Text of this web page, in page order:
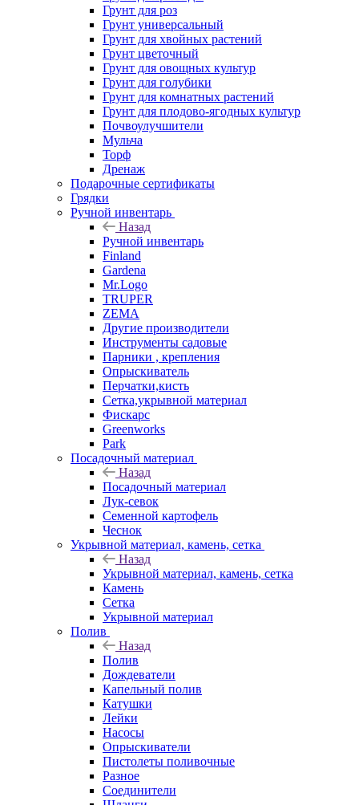
Грунт для роз
Грунт универсальный
Грунт для хвойных растений
Грунт цветочный
Грунт для овощных культур
Грунт для голубики
Грунт для комнатных растений
Грунт для плодово-ягодных культур
Почвоулучшители
Мульча
Торф
Дренаж
Подарочные сертификаты
Грядки
Ручной инвентарь
Назад
Ручной инвентарь
Finland
Gardena
Mr.Logo
TRUPER
ZEMA
Другие производители
Инструменты садовые
Парники , крепления
Опрыскиватель
Перчатки,кисть
Сетка,укрывной материал
Фискарс
Greenworks
Park
Посадочный материал
Назад
Посадочный материал
Лук-севок
Семенной картофель
Чеснок
Укрывной материал, камень, сетка
Назад
Укрывной материал, камень, сетка
Камень
Сетка
Укрывной материал
Полив
Назад
Полив
Дождеватели
Капельный полив
Катушки
Лейки
Насосы
Опрыскиватели
Пистолеты поливочные
Разное
Соединители